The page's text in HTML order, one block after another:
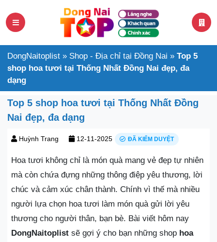
DongNaitoplist » Shop - Địa chỉ tại Đồng Nai » Top 5
shop hoa tươi tại Thống Nhất Đồng Nai đẹp, đa
dạng
Top 5 shop hoa tươi tại Thống Nhất Đồng
Nai đẹp, đa dạng
Huỳnh Trang 12-11-2025 ĐÃ KIỂM DUYỆT
Hoa tươi không chỉ là món quà mang vẻ đẹp tự nhiên
mà còn chứa đựng những thông điệp yêu thương, lời
chúc và cảm xúc chân thành. Chính vì thế mà nhiều
người lựa chọn hoa tươi làm món quà gửi lời yêu
thương cho người thân, bạn bè. Bài viết hôm nay
DongNaitoplist sẽ gợi ý cho bạn những shop hoa